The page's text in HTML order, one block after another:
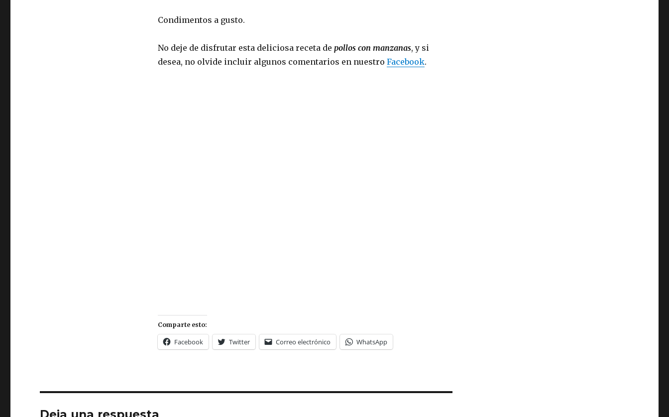
Condimentos a gusto.
No deje de disfrutar esta deliciosa receta de pollos con manzanas, y si
desea, no olvide incluir algunos comentarios en nuestro Facebook.
Comparte esto:
Facebook Twitter Correo electrónico WhatsApp